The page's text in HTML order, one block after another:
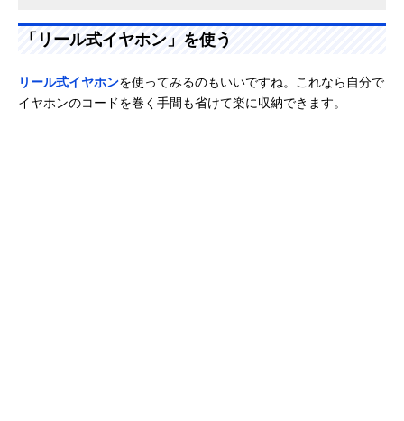
「リール式イヤホン」を使う
リール式イヤホンを使ってみるのもいいですね。これなら自分で
イヤホンのコードを巻く手間も省けて楽に収納できます。